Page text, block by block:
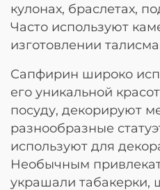
кулонах, браслетах,
Часто используют
изготовлении
Сапфирин широко
его уникальной
посуду, декорируют
разнообразные
используют для
Необычным
украшали